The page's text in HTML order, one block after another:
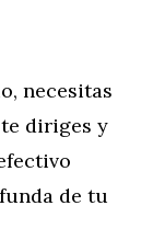
necesitas
diriges y
de tu